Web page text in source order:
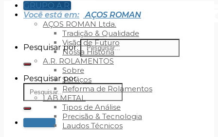
Pesquisar por:
Pesquisar por:
Cotação
GRUPO A.R.
Você está em:
AÇOS ROMAN
AÇOS ROMAN Ltda.
Tradição & Qualidade
Visão de Futuro
Nossa História
A.R. ROLAMENTOS
Sobre
Serviços
Reforma de Rolamentos
LAB.METAL
Tipos de Análise
Precisão & Tecnologia
Laudos Técnicos